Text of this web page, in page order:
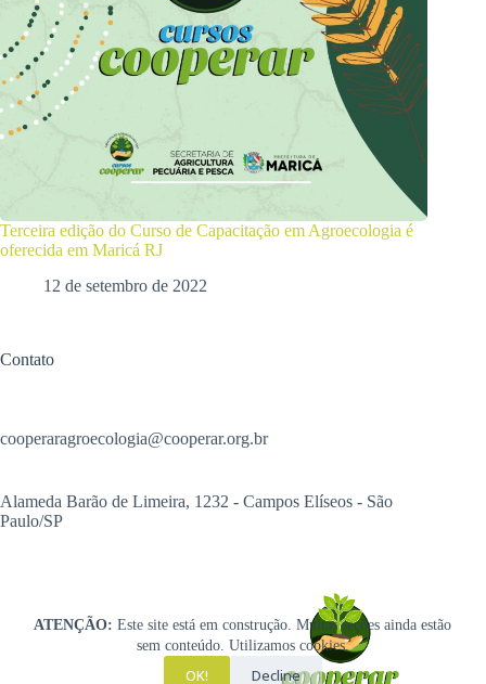
ATENÇÃO: Este site está em construção. Muitas seções ainda estão
sem conteúdo. Utilizamos cookies.
OK! Decline
Terceira edição do Curso de Capacitação em Agroecologia é
oferecida em Maricá RJ
12 de setembro de 2022
Contato
cooperaragroecologia@cooperar.org.br
Alameda Barão de Limeira, 1232 - Campos Elíseos - São
Paulo/SP